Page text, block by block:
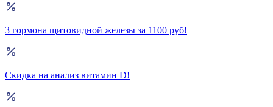
3 гормона щитовидной железы за 1100 руб!
Скидка на анализ витамин D!